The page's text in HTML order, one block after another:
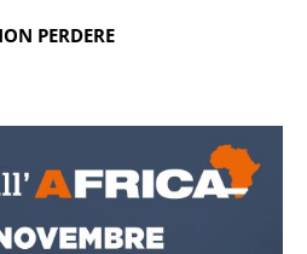
PERDERE